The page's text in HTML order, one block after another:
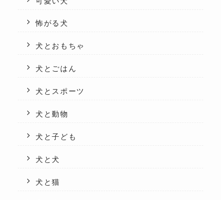
怖がる犬
犬とおもちゃ
犬とごはん
犬とスポーツ
犬と動物
犬と子ども
犬と犬
犬と猫